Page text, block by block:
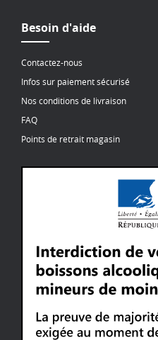
Besoin d'aide
Contactez-nous
Infos sur paiement sécurisé
Nos conditions de livraison
FAQ
Points de retrait magasin